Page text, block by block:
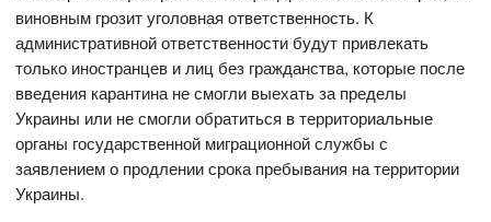
виновным грозит уголовная ответственность. К
административной ответственности будут привлекать
только иностранцев и лиц без гражданства, которые после
введения карантина не смогли выехать за пределы
Украины или не смогли обратиться в территориальные
органы государственной миграционной службы с
заявлением о продлении срока пребывания на территории
Украины.